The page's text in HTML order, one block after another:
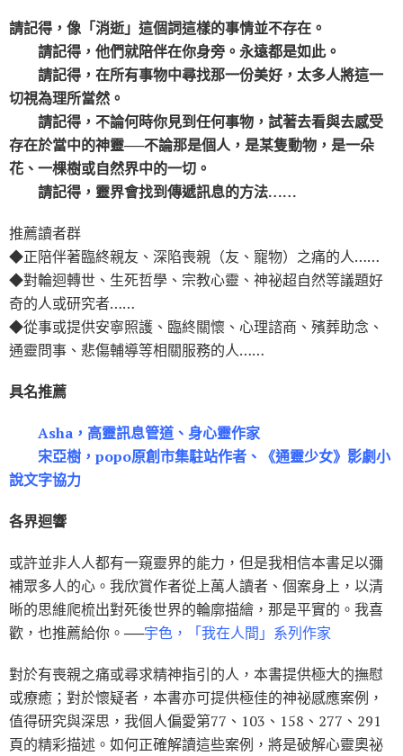
請記得，像「消逝」這個詞這樣的事情並不存在。
請記得，他們就陪伴在你身旁。永遠都是如此。
請記得，在所有事物中尋找那一份美好，太多人將這一
切視為理所當然。
請記得，不論何時你見到任何事物，試著去看與去感受
存在於當中的神靈──不論那是個人，是某隻動物，是一朵
花、一棵樹或自然界中的一切。
請記得，靈界會找到傳遞訊息的方法……
推薦讀者群
◆正陪伴著臨終親友、深陷喪親（友、寵物）之痛的人……
◆對輪迴轉世、生死哲學、宗教心靈、神祕超自然等議題好
奇的人或研究者……
◆從事或提供安寧照護、臨終關懷、心理諮商、殯葬助念、
通靈問事、悲傷輔導等相關服務的人……
具名推薦
Asha，高靈訊息管道、身心靈作家
宋亞樹，popo原創市集駐站作者、《通靈少女》影劇小
說文字協力
各界迴響
或許並非人人都有一窺靈界的能力，但是我相信本書足以彌
補眾多人的心。我欣賞作者從上萬人讀者、個案身上，以清
晰的思維爬梳出對死後世界的輪廓描繪，那是平實的。我喜
歡，也推薦給你。──宇色，「我在人間」系列作家
對於有喪親之痛或尋求精神指引的人，本書提供極大的撫慰
或療癒；對於懷疑者，本書亦可提供極佳的神祕感應案例，
值得研究與深思，我個人偏愛第77、103、158、277、291
頁的精彩描述。如何正確解讀這些案例，將是破解心靈奧祕